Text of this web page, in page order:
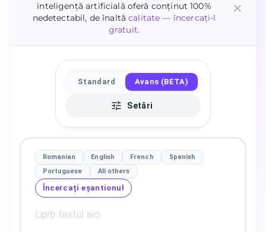
inteligență artificială oferă conținut 100%
nedetectabil, de înaltă calitate — încercați-l
gratuit.
Standard Avans (BETA)
Setări
Romanian English French
Spanish
Portuguese
All others
Încercați eșantionul